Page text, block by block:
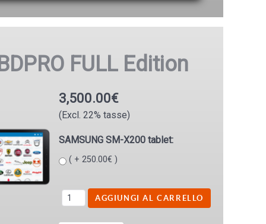
FULL Edition
3,500.00€
(Excl. 22% tasse)
SAMSUNG SM-X200 tablet:
( + 250.00€ )